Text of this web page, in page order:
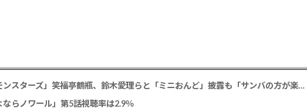
松平健 「ミニオンズ＆モンスターズ」笑福亭鶴瓶、鈴木愛理らと「ミニおんど」披露も「サンバの方が楽」と本音
らノワール」第5話視聴率は2.9％